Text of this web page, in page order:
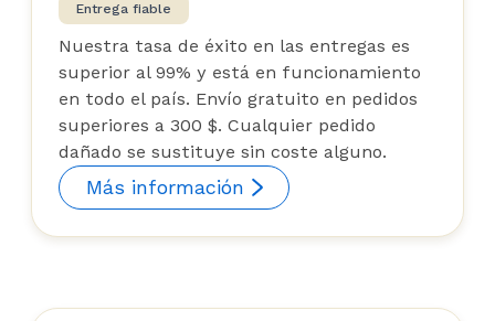
Entrega fiable
Nuestra tasa de éxito en las entregas es
superior al 99% y está en funcionamiento
en todo el país. Envío gratuito en pedidos
superiores a 300 $. Cualquier pedido
dañado se sustituye sin coste alguno.
Más información